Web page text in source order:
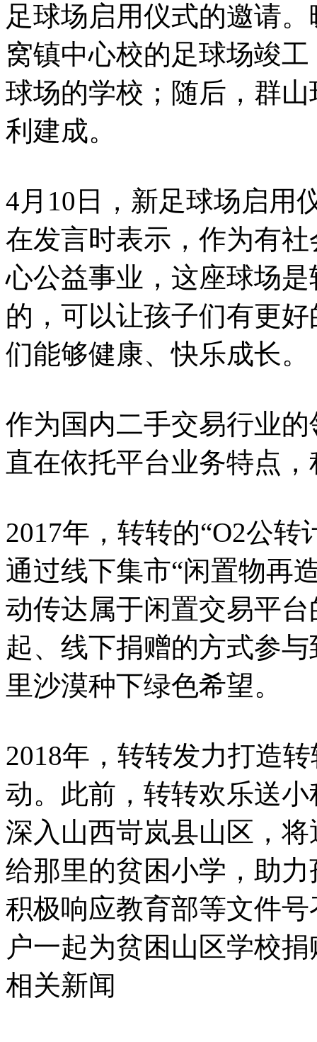
足球场启用仪式的邀请
窝镇中心校的足球场竣
球场的学校；随后，群
利建成。
4月10日，新足球场启用
在发言时表示，作为有
心公益事业，这座球场
的，可以让孩子们有更
们能够健康、快乐成长。
作为国内二手交易行业
直在依托平台业务特点
2017年，转转的“O2公
通过线下集市“闲置物再
动传达属于闲置交易平
起、线下捐赠的方式参
里沙漠种下绿色希望。
2018年，转转发力打造
动。此前，转转欢乐送
深入山西岢岚县山区，
给那里的贫困小学，助
积极响应教育部等文件
户一起为贫困山区学校
相关新闻